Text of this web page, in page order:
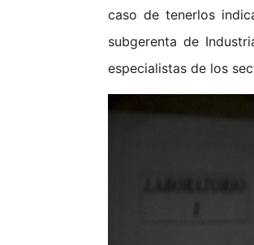
caso de tenerlos
subgerenta de
especialistas de los